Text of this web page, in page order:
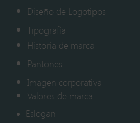
Diseño de Logotipos
Tipografía
Historia de marca
Pantones
Imagen corporativa
Valores de marca
Eslogan